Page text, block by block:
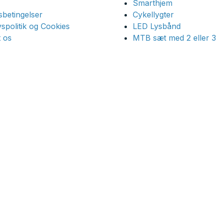
og Cookies
os
Smarthjem
Cykellygter
LED Lysbånd
MTB sæt med 2 eller